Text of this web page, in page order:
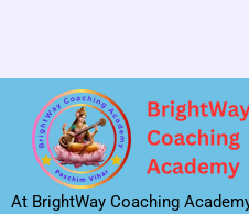
At BrightWay Coaching